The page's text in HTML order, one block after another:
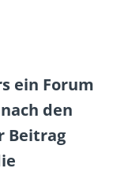
ein Forum
den
Beitrag